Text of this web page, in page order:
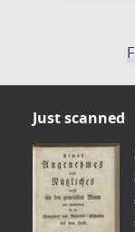
Just scanned